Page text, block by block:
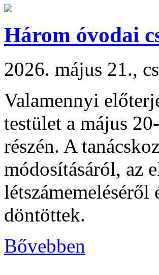
Három óvodai
2026. május 21.,
Valamennyi
testület a május
részén. A
módosításáról, az
döntöttek.
Bővebben